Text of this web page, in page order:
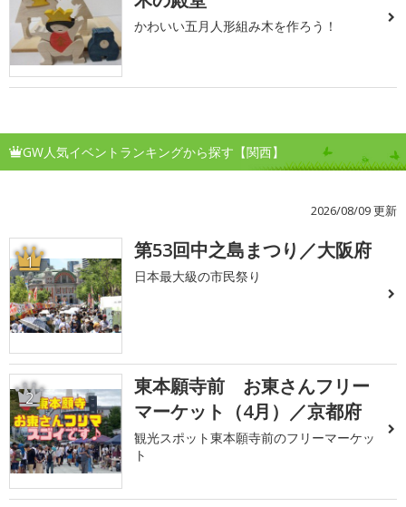
かわいい五月人形組み木を作ろう！
GW人気イベントランキングから探す【関西】
2026/08/09 更新
1 第53回中之島まつり／大阪府
日本最大級の市民祭り
2
東本願寺前 お東さんフリー
マーケット（4月）／京都府
観光スポット東本願寺前のフリーマーケッ
ト